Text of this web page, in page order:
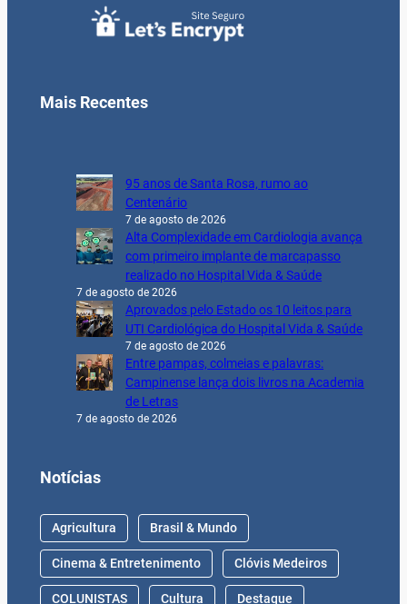
Mais Recentes
95 anos de Santa Rosa, rumo ao
Centenário
7 de agosto de 2026
Alta Complexidade em Cardiologia avança
com primeiro implante de marcapasso
realizado no Hospital Vida & Saúde
7 de agosto de 2026
Aprovados pelo Estado os 10 leitos para
UTI Cardiológica do Hospital Vida & Saúde
7 de agosto de 2026
Entre pampas, colmeias e palavras:
Campinense lança dois livros na Academia
de Letras
7 de agosto de 2026
Notícias
Agricultura Brasil & Mundo
Cinema & Entretenimento Clóvis Medeiros
COLUNISTAS Cultura Destaque